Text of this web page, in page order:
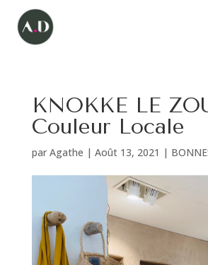
KNOKKE LE
Couleur Locale
par Agathe | Août 13, 2021 |